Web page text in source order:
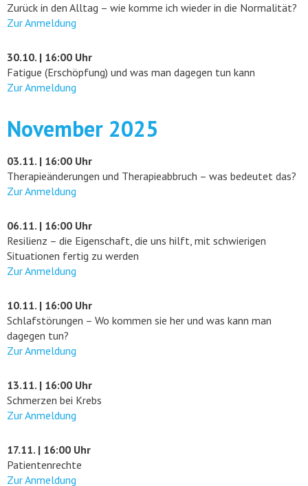
Zurück in den Alltag – wie komme ich wieder in die Normalität?
Zur Anmeldung
30.10. | 16:00 Uhr
Fatigue (Erschöpfung) und was man dagegen tun kann
Zur Anmeldung
November 2025
03.11. | 16:00 Uhr
Therapieänderungen und Therapieabbruch – was bedeutet das?
Zur Anmeldung
06.11. | 16:00 Uhr
Resilienz – die Eigenschaft, die uns hilft, mit schwierigen
Situationen fertig zu werden
Zur Anmeldung
10.11. | 16:00 Uhr
Schlafstörungen – Wo kommen sie her und was kann man
dagegen tun?
Zur Anmeldung
13.11. | 16:00 Uhr
Schmerzen bei Krebs
Zur Anmeldung
17.11. | 16:00 Uhr
Patientenrechte
Zur Anmeldung